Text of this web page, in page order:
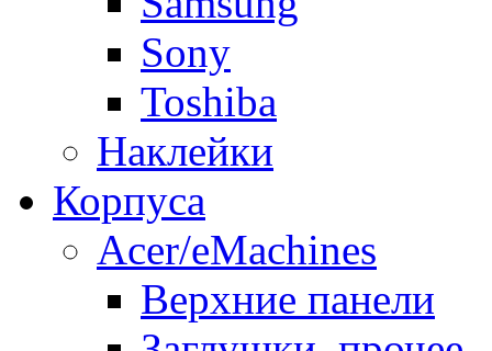
Sony
Toshiba
Наклейки
Корпуса
Acer/eMachines
Верхние панели